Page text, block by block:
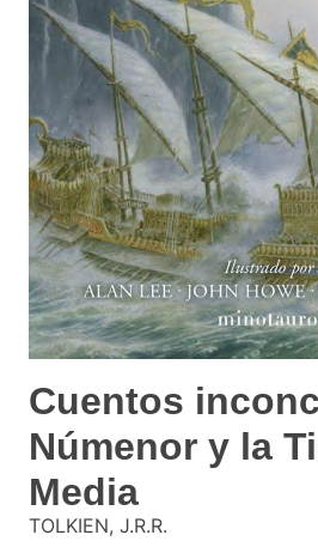
Cuentos
Númenor y la
Media
TOLKIEN, J.R.R.